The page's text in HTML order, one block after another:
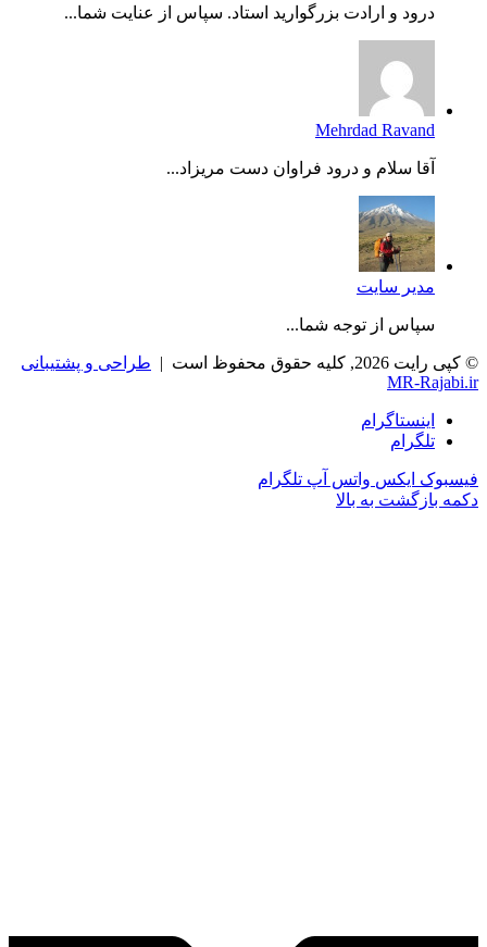
درود و ارادت بزرگوارید استاد. سپاس از عنایت شما...
Mehrdad Ravand
آقا سلام و درود فراوان دست مریزاد...
مدیر سایت
سپاس از توجه شما...
© کپی رایت 2026, کلیه حقوق محفوظ است |
طراحی و پشتیبانی
MR-Rajabi.ir
اینستاگرام
تلگرام
فیسبوک ایکس واتس آپ تلگرام
دکمه بازگشت به بالا